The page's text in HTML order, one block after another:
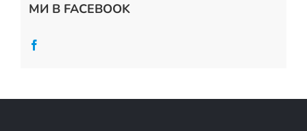
МИ В FACEBOOK